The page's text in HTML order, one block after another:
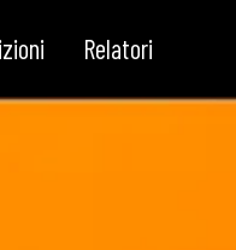
Relatori